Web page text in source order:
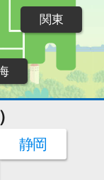
関東
静岡